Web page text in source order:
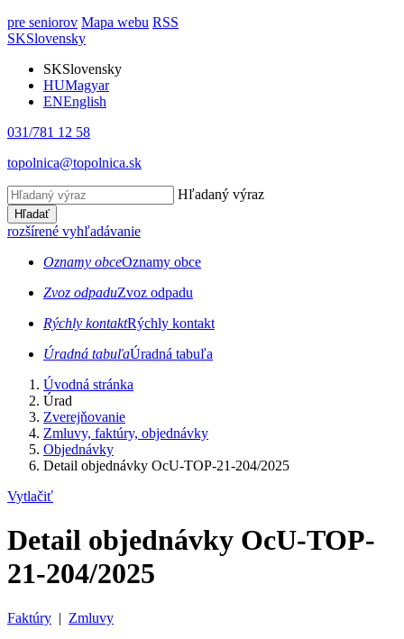
pre seniorov Mapa webu RSS
SKSlovensky
SKSlovensky
HUMagyar
ENEnglish
031/781 12 58
topolnica@topolnica.sk
Hľadaný výraz
Hľadať
rozšírené vyhľadávanie
Oznamy obceOznamy obce
Zvoz odpaduZvoz odpadu
Rýchly kontaktRýchly kontakt
Úradná tabuľaÚradná tabuľa
Úvodná stránka
Úrad
Zverejňovanie
Zmluvy, faktúry, objednávky
Objednávky
Detail objednávky OcU-TOP-21-204/2025
Vytlačiť
Detail objednávky OcU-TOP-
21-204/2025
Faktúry | Zmluvy